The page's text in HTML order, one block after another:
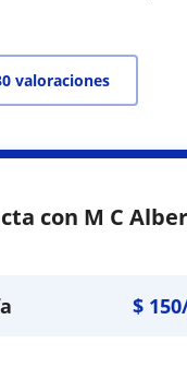
valoraciones
con M C
$ 150